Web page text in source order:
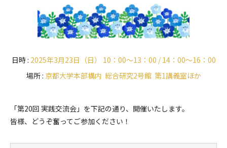
日時 : 2025年3月23日（日） 10：00～13：00 / 14：00～16：00
場所 : 京都大学本部構内 総合研究2号館 第1講義室ほか
「第20回 実践交流会」を下記の通り、開催いたします。
皆様、どうぞ奮ってご参加ください！